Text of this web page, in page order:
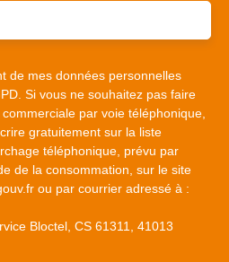
de mes données personnelles
Si vous ne souhaitez pas faire
par voie téléphonique,
gratuitement sur la liste
téléphonique, prévu par
de la consommation, sur le site
ou par courrier adressé à :
Bloctel, CS 61311, 41013